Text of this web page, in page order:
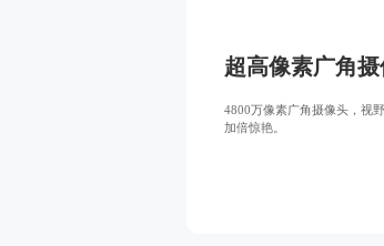
超高像素广角
4800万像素广角摄像头，视
加倍惊艳。